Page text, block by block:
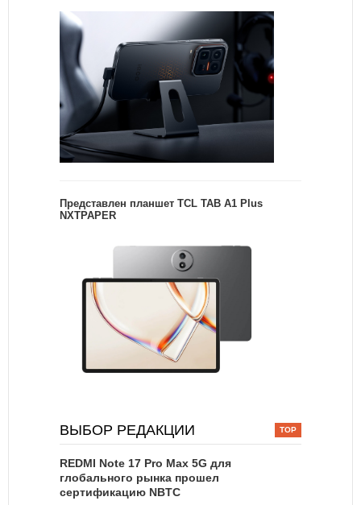
Представлен планшет TCL TAB A1 Plus
NXTPAPER
ВЫБОР РЕДАКЦИИ
REDMI Note 17 Pro Max 5G для
глобального рынка прошел
сертификацию NBTC